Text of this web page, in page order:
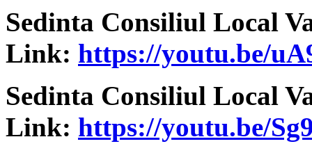
Sedinta Consiliul Local
Link: https://youtu.be/
Sedinta Consiliul Local
Link: https://youtu.be/